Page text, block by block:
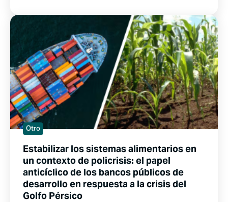
Otro
Estabilizar los sistemas alimentarios en
un contexto de policrisis: el papel
anticíclico de los bancos públicos de
desarrollo en respuesta a la crisis del
Golfo Pérsico